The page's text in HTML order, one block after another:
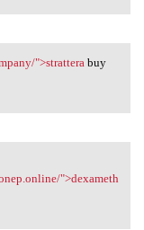
">stratterabuy
">dexameth